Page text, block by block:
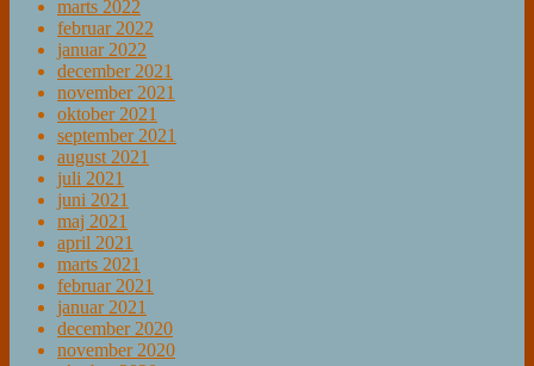
marts 2022
februar 2022
januar 2022
december 2021
november 2021
oktober 2021
september 2021
august 2021
juli 2021
juni 2021
maj 2021
april 2021
marts 2021
februar 2021
januar 2021
december 2020
november 2020